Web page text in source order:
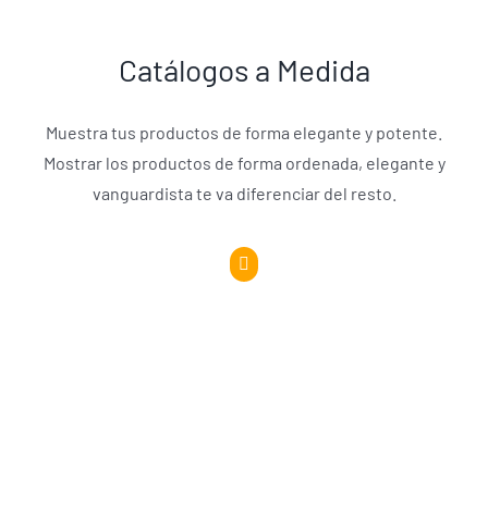
Catálogos a Medida
Muestra tus productos de forma elegante y potente.
Mostrar los productos de forma ordenada, elegante y
vanguardista te va diferenciar del resto.